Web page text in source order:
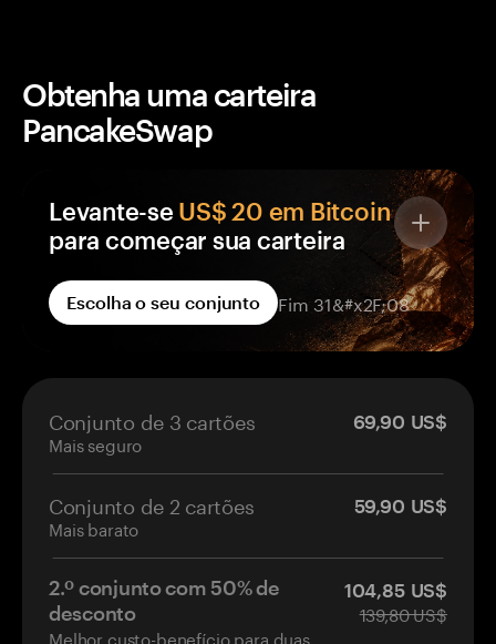
Obtenha uma carteira
PancakeSwap
Levante-se US$ 20 em Bitcoin
para começar sua carteira
Cada carteira Tangem no seu pedido vem com
recompensa em BTC, creditada em uma
carteira que só você controla — não em uma
pedir.
Aterrissará em sua própria carteira de
autocustódia.
O crédito será efetuado em até 14 dias após
a ativação.
Escolha o seu conjunto Fim 31&#x2F;08
Conjunto de 3 cartões
Mais seguro
69,90 US$
Conjunto de 2 cartões
Mais barato
59,90 US$
2.º conjunto com 50% de
desconto
Melhor custo-benefício para duas
104,85 US$
139,80 US$